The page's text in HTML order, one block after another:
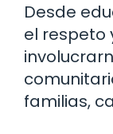
Desde
el respeto
familias,